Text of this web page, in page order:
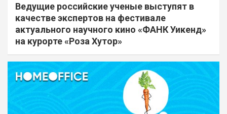
Ведущие российские ученые выступят в
качестве экспертов на фестивале
актуального научного кино «ФАНК Уикенд»
на курорте «Роза Хутор»